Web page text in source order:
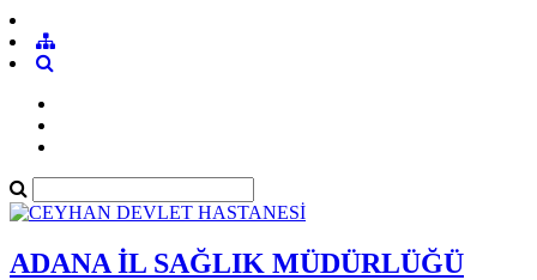
ADANA İL SAĞLIK MÜDÜRLÜĞÜ